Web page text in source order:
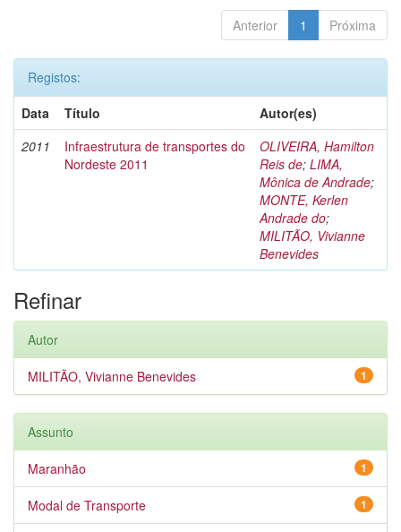
Anterior 1 Próxima
Registos:
Data
Título
Autor(es)
2011
Infraestrutura de transportes do
Nordeste 2011
OLIVEIRA, Hamilton
Reis de; LIMA,
Mônica de Andrade;
MONTE, Kerlen
Andrade do;
MILITÃO, Vivianne
Benevides
Refinar
Autor
1
MILITÃO, Vivianne Benevides
Assunto
1
Maranhão
1
Modal de Transporte